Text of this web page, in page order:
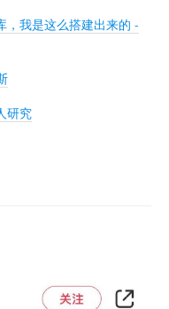
，我是这么搭建出来的 -
研究